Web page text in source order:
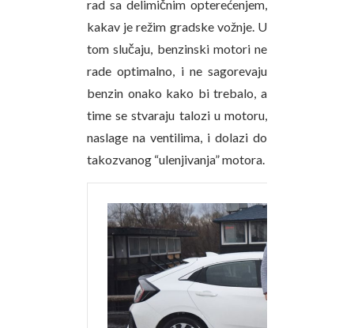
rad sa delimičnim opterećenjem,
kakav je režim gradske vožnje. U
tom slučaju, benzinski motori ne
rade optimalno, i ne sagorevaju
benzin onako kako bi trebalo, a
time se stvaraju talozi u motoru,
naslage na ventilima, i dolazi do
takozvanog “ulenjivanja” motora.